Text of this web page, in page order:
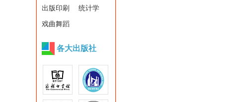
出版印刷 统计学
戏曲舞蹈
各大出版社